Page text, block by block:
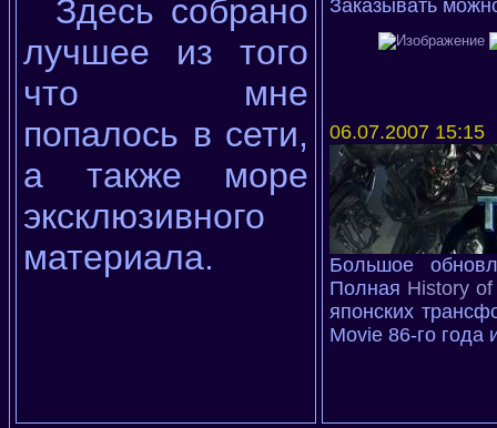
Заказывать
06.07.2007 15:15
Большое
Полная History
японских
Movie 86-го года
Здесь собрано
лучшее из того
что мне
попалось в сети,
а также море
эксклюзивного
материала.